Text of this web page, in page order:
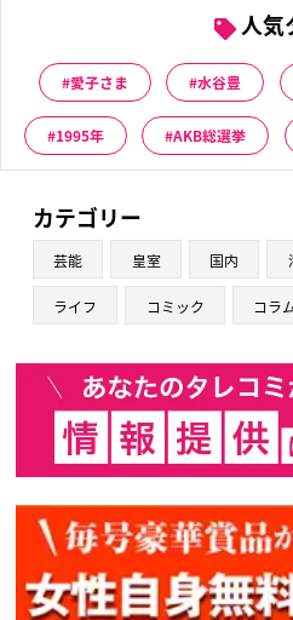
人気
愛子さま 水谷豊
1995年 AKB総選挙
カテゴリー
芸能 皇室 国内
ライフ コミック コラ